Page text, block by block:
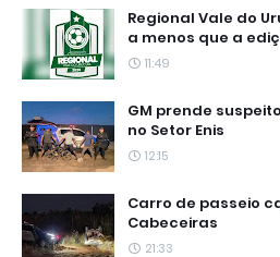
Regional Vale do
a menos que a
11:49
GM prende
no Setor Enis
12:15
Carro de passeio
Cabeceiras
21:33